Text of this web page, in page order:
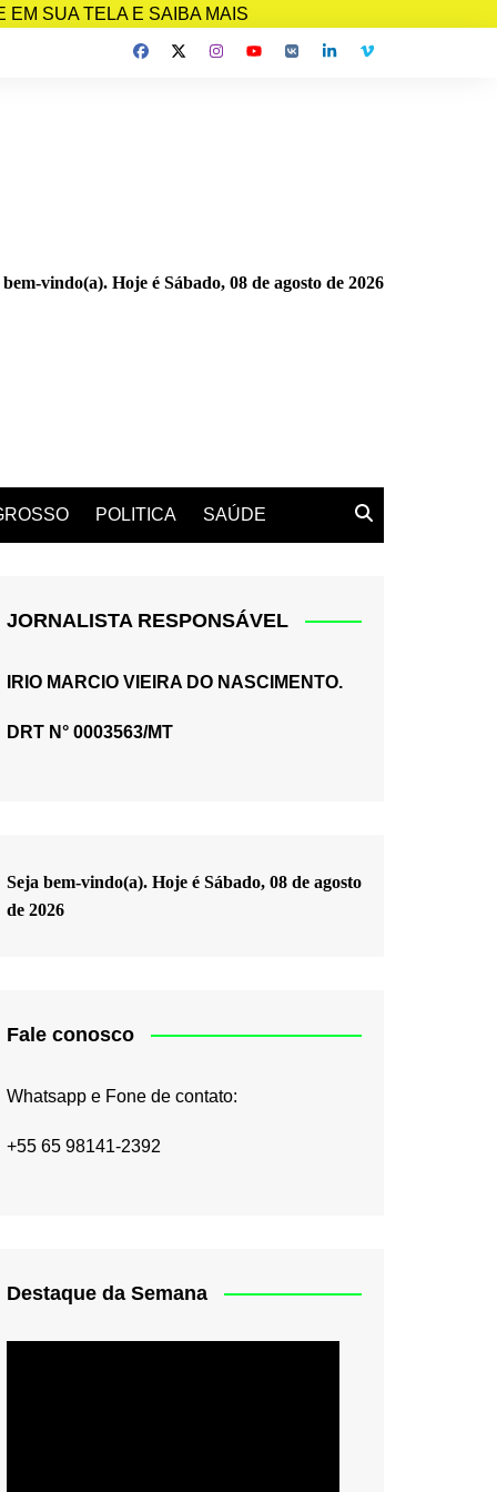
SUA TELA E SAIBA MAIS
bem-vindo(a). Hoje é Sábado, 08 de agosto de 2026
POLITICA SAÚDE
JORNALISTA RESPONSÁVEL
IRIO MARCIO VIEIRA DO NASCIMENTO.
DRT N° 0003563/MT
Seja bem-vindo(a). Hoje é Sábado, 08 de agosto
de 2026
Fale conosco
Whatsapp e Fone de contato:
+55 65 98141-2392
Destaque da Semana